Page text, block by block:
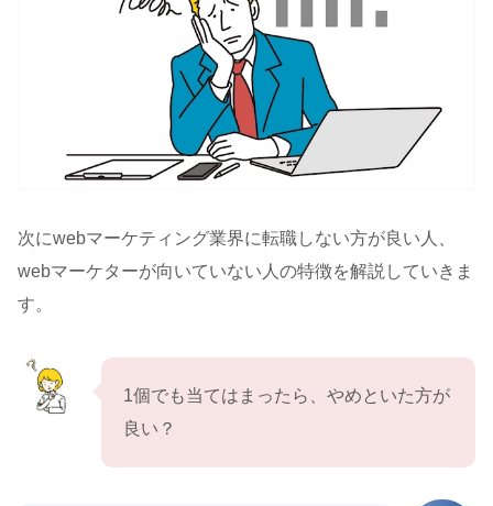
次にwebマーケティング業界に転職しない方が良い人、
webマーケターが向いていない人の特徴を解説していきま
す。
1個でも当てはまったら、やめといた方が
良い？